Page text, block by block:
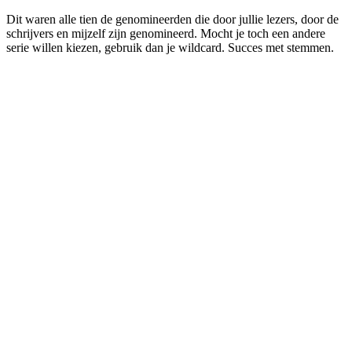
Dit waren alle tien de genomineerden die door jullie lezers, door de
schrijvers en mijzelf zijn genomineerd. Mocht je toch een andere
serie willen kiezen, gebruik dan je wildcard. Succes met stemmen.